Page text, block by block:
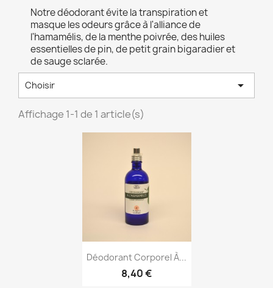
Notre déodorant évite la transpiration et
masque les odeurs grâce à l'alliance de
l'hamamélis, de la menthe poivrée, des huiles
essentielles de pin, de petit grain bigaradier et
de sauge sclarée.
Choisir 
Affichage 1-1 de 1 article(s)
Aperçu rapide
Déodorant Corporel À...
8,40 €